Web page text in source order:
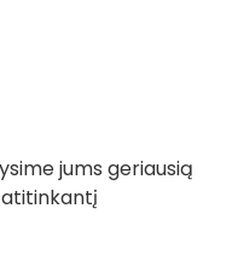
jums geriausią